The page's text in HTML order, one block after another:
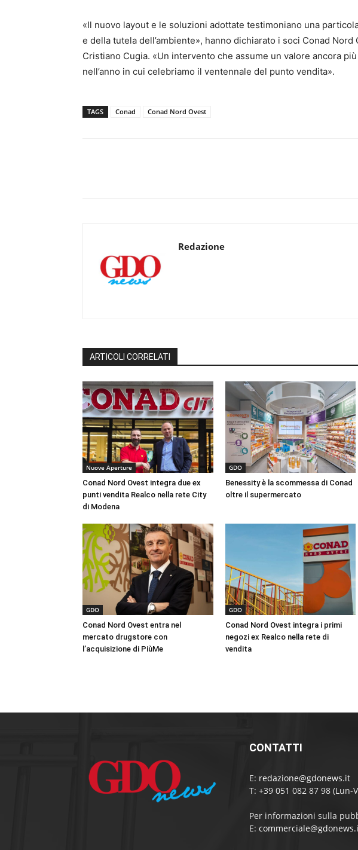
«Il nuovo layout e le soluzioni adottate testimoniano una
e della tutela dell’ambiente», hanno dichiarato i soci Conad
Cristiano Cugia. «Un intervento che assume un valore ancora
nell’anno in cui celebriamo il ventennale del punto vendita».
TAGS Conad Conad Nord Ovest
Redazione
ARTICOLI CORRELATI
Nuove Aperture
Conad Nord Ovest integra due ex
punti vendita Realco nella rete City
di Modena
GDO
Benessity è la scommessa di Conad
oltre il supermercato
GDO
Conad Nord Ovest entra nel
mercato drugstore con
l’acquisizione di PiùMe
GDO
Conad Nord Ovest integra i primi
negozi ex Realco nella rete di
vendita
CONTATTI
E: redazione@gdonews.it
T: +39 051 082 87 98 (Lun-
Per informazioni sulla
E: